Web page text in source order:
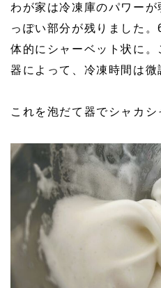
わが家は冷凍庫のパワー
っぽい部分が残りました
体的にシャーベット状に
器によって、冷凍時間は微
これを泡だて器でシャカシ